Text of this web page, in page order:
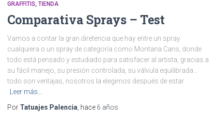
GRAFFITIS TIENDA
Comparativa Sprays – Test
Vamos a contar la gran diretencia que hay entre un spray
cualquiera o un spray de categoría como Montana Cans, donde
todo está pensado y estudiado para satisfacer al artista, gracias a
su fácil manejo, su presión controlada, su válvula equilibrada…
todo son ventajas, nosotros la elegimos después de estar
Leer más…
Por Tatuajes Palencia, hace 6 años